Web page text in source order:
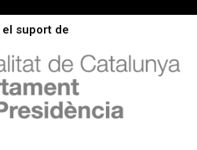
el suport de